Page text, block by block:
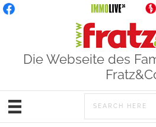
Die Webseite des